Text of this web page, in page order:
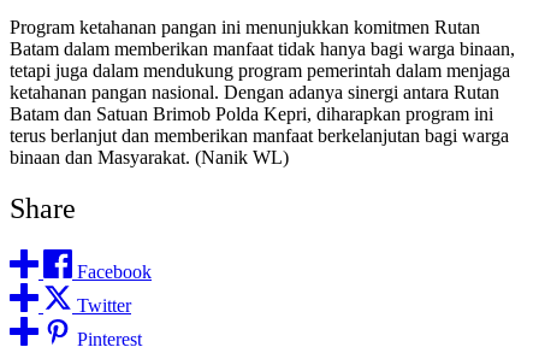
Program ketahanan pangan ini menunjukkan komitmen Rutan
Batam dalam memberikan manfaat tidak hanya bagi warga binaan,
tetapi juga dalam mendukung program pemerintah dalam menjaga
ketahanan pangan nasional. Dengan adanya sinergi antara Rutan
Batam dan Satuan Brimob Polda Kepri, diharapkan program ini
terus berlanjut dan memberikan manfaat berkelanjutan bagi warga
binaan dan Masyarakat. (Nanik WL)
Share
Facebook
Twitter
Pinterest